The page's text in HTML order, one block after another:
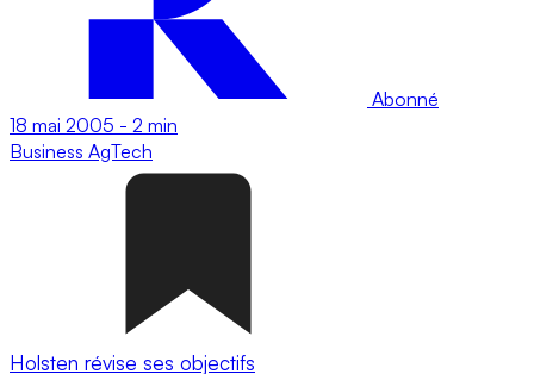
Abonné
18 mai 2005 - 2 min
Business AgTech
Holsten révise ses objectifs